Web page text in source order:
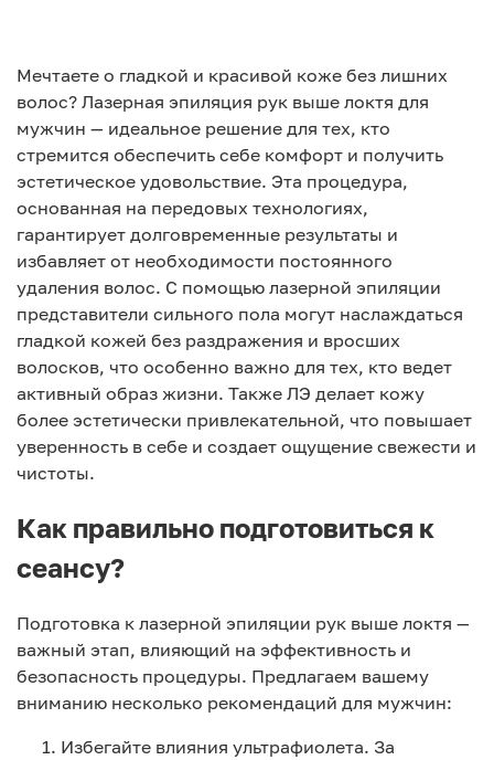
Мечтаете о гладкой и красивой коже без лишних
волос? Лазерная эпиляция рук выше локтя для
мужчин — идеальное решение для тех, кто
стремится обеспечить себе комфорт и получить
эстетическое удовольствие. Эта процедура,
основанная на передовых технологиях,
гарантирует долговременные результаты и
избавляет от необходимости постоянного
удаления волос. С помощью лазерной эпиляции
представители сильного пола могут наслаждаться
гладкой кожей без раздражения и вросших
волосков, что особенно важно для тех, кто ведет
активный образ жизни. Также ЛЭ делает кожу
более эстетически привлекательной, что повышает
уверенность в себе и создает ощущение свежести и
чистоты.
Как правильно подготовиться к
сеансу?
Подготовка к лазерной эпиляции рук выше локтя —
важный этап, влияющий на эффективность и
безопасность процедуры. Предлагаем вашему
вниманию несколько рекомендаций для мужчин:
Избегайте влияния ультрафиолета. За